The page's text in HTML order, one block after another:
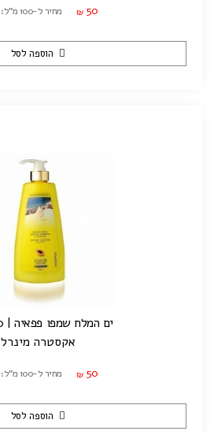
₪ 50 מחיר ל-100 מ"ל: ₪6.41
הוספה לסל
ים המלח שמפו פפאיה | 780 מ"ל
אקסטרה מינרל
₪ 50 מחיר ל-100 מ"ל: ₪6.41
הוספה לסל